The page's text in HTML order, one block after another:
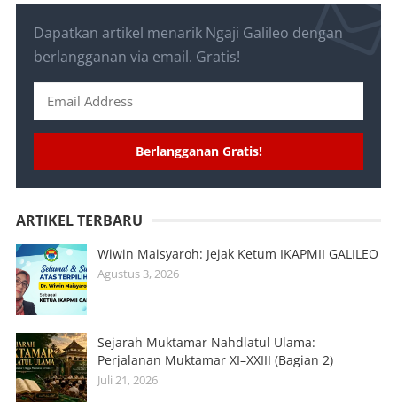
Dapatkan artikel menarik Ngaji Galileo dengan
berlangganan via email. Gratis!
Berlangganan Gratis!
ARTIKEL TERBARU
Wiwin Maisyaroh: Jejak Ketum IKAPMII GALILEO
Agustus 3, 2026
Sejarah Muktamar Nahdlatul Ulama:
Perjalanan Muktamar XI–XXIII (Bagian 2)
Juli 21, 2026